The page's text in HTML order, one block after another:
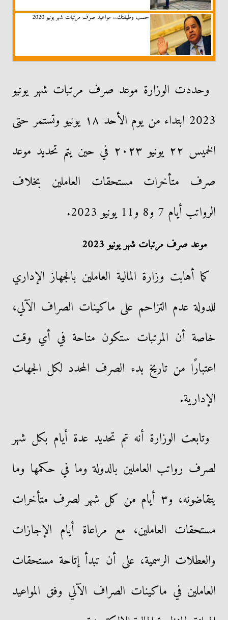
حسب وظيفتك.. مواعيد صرف مرتبات شهر يونيو 2020
وحددت الوزارة موعد صرف مرتبات شهر يونيو
2023 ابتداء من يوم الأحد ١٨ يونيو وتستمر حتى
الخميس ٢٢ يونيو ٢٠٢٣ في حين يتم تحديد موعد
صرف متأخرات مستحقات العاملين بخلاف
الرواتب أيام 7 و8 و11 يونيو 2023.
موعد صرف مرتبات شهر يونيو 2023
كما أهابت وزارة المالية العاملين بالجهاز الإداري
للدولة عدم التزاحم على ماكينات الصراف الآلي،
خاصة أن المرتبات ستكون متاحة في أي وقت
اعتبارًا من تاريخ بدء الصرف المحدد لكل الجهات
الإدارية.
وتابعت الوزارة أنه تم تحديد عدة أيام بكل شهر
لصرف رواتب العاملين بالدولة وما في حكمها وما
يتقاضونه، و٣ أيام من كل شهر لصرف متأخرات
مستحقات العاملين، مع مراعاة أيام الإجازات
والعطلات الرسمية، على أن تبدأ إتاحة مستحقات
العاملين في ماكينات الصراف الآلي وفق المواعيد